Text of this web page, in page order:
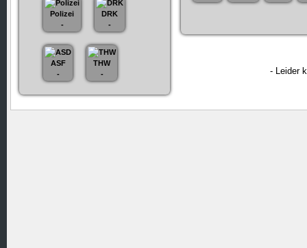
Polizei
-
DRK
-
ASF
-
THW
-
- Leider